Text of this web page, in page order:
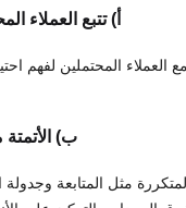
أ) تتبع العملاء
العملاء المحتملين لفهم
ب)
مثل المتابعة وجدولة